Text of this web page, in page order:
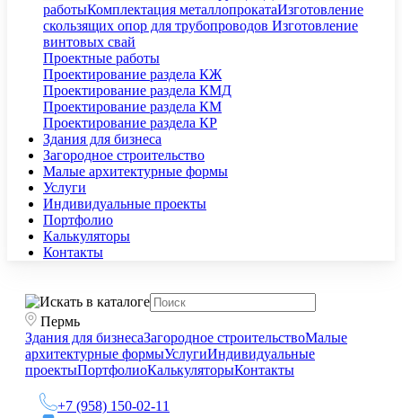
работыКомплектация металлопрокатаИзготовление
скользящих опор для трубопроводов Изготовление
винтовых свай
Проектные работы
Проектирование раздела КЖ
Проектирование раздела КМД
Проектирование раздела КМ
Проектирование раздела КР
Здания для бизнеса
Загородное строительство
Малые архитектурные формы
Услуги
Индивидуальные проекты
Портфолио
Калькуляторы
Контакты
Пермь
Здания для бизнесаЗагородное строительствоМалые
архитектурные формыУслугиИндивидуальные
проектыПортфолиоКалькуляторыКонтакты
+7 (958) 150-02-11